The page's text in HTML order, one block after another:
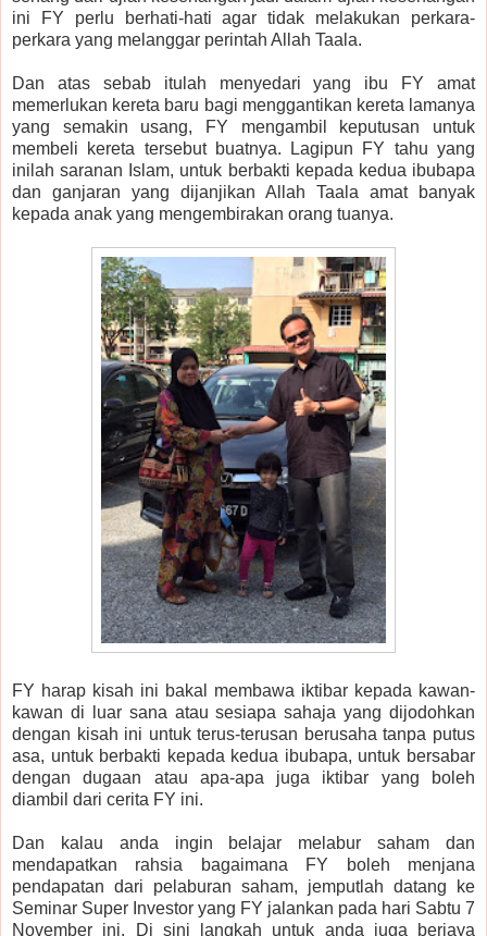
ini FY perlu berhati-hati agar tidak melakukan perkara-
perkara yang melanggar perintah Allah Taala.
Dan atas sebab itulah menyedari yang ibu FY amat
memerlukan kereta baru bagi menggantikan kereta lamanya
yang semakin usang, FY mengambil keputusan untuk
membeli kereta tersebut buatnya. Lagipun FY tahu yang
inilah saranan Islam, untuk berbakti kepada kedua ibubapa
dan ganjaran yang dijanjikan Allah Taala amat banyak
kepada anak yang mengembirakan orang tuanya.
FY harap kisah ini bakal membawa iktibar kepada kawan-
kawan di luar sana atau sesiapa sahaja yang dijodohkan
dengan kisah ini untuk terus-terusan berusaha tanpa putus
asa, untuk berbakti kepada kedua ibubapa, untuk bersabar
dengan dugaan atau apa-apa juga iktibar yang boleh
diambil dari cerita FY ini.
Dan kalau anda ingin belajar melabur saham dan
mendapatkan rahsia bagaimana FY boleh menjana
pendapatan dari pelaburan saham, jemputlah datang ke
Seminar Super Investor yang FY jalankan pada hari Sabtu 7
November ini. Di sini langkah untuk anda juga berjaya